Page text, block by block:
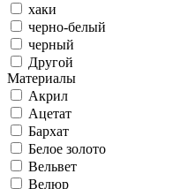
хаки
черно-белый
черный
Другой
Материалы
Акрил
Ацетат
Бархат
Белое золото
Вельвет
Велюр